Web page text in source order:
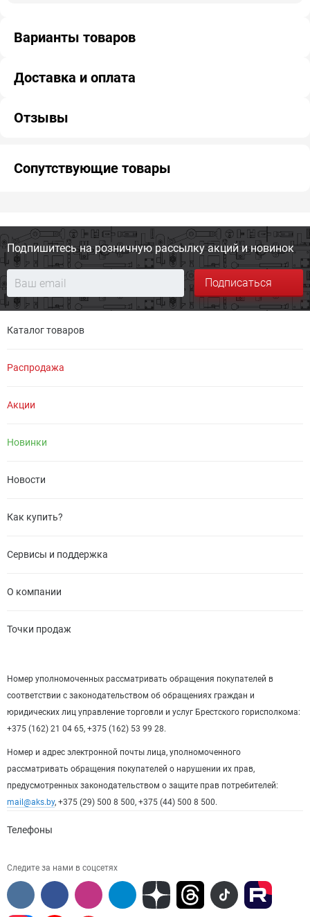
Варианты товаров
Доставка и оплата
Отзывы
Сопутствующие товары
Подпишитесь на розничную рассылку акций и новинок
Подписаться
Каталог товаров
Распродажа
Акции
Новинки
Новости
Как купить?
Сервисы и поддержка
О компании
Точки продаж
Номер уполномоченных рассматривать обращения покупателей в
соответствии с законодательством об обращениях граждан и
юридических лиц управление торговли и услуг Брестского горисполкома:
+375 (162) 21 04 65, +375 (162) 53 99 28.
Номер и адрес электронной почты лица, уполномоченного
рассматривать обращения покупателей о нарушении их прав,
предусмотренных законодательством о защите прав потребителей:
mail@aks.by, +375 (29) 500 8 500, +375 (44) 500 8 500.
Телефоны
Следите за нами в соцсетях